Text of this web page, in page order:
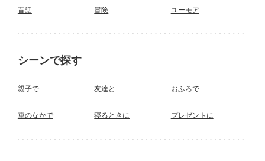
昔話 冒険 ユーモア
シーンで探す
親子で 友達と おふろで
車のなかで 寝るときに プレゼントに